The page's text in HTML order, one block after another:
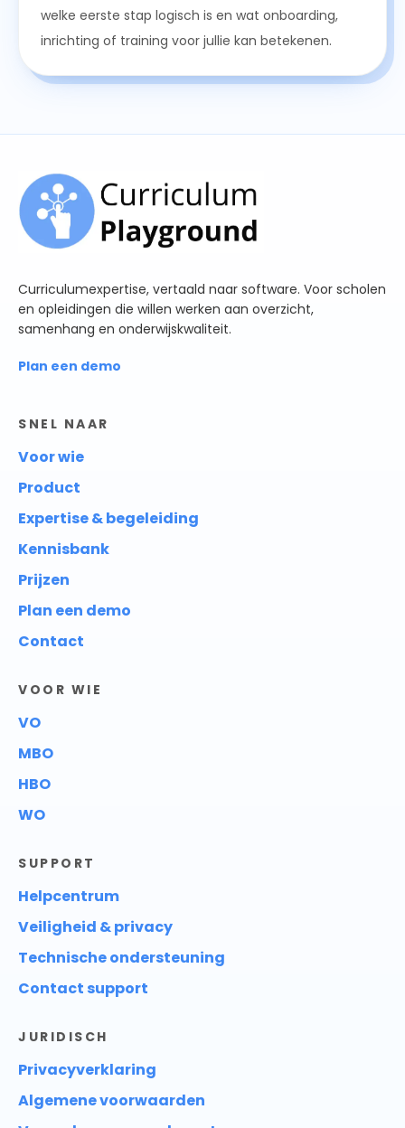
welke eerste stap logisch is en wat onboarding,
inrichting of training voor jullie kan betekenen.
Curriculumexpertise, vertaald naar software. Voor scholen
en opleidingen die willen werken aan overzicht,
samenhang en onderwijskwaliteit.
Plan een demo
SNEL NAAR
Voor wie
Product
Expertise & begeleiding
Kennisbank
Prijzen
Plan een demo
Contact
VOOR WIE
VO
MBO
HBO
WO
SUPPORT
Helpcentrum
Veiligheid & privacy
Technische ondersteuning
Contact support
JURIDISCH
Privacyverklaring
Algemene voorwaarden